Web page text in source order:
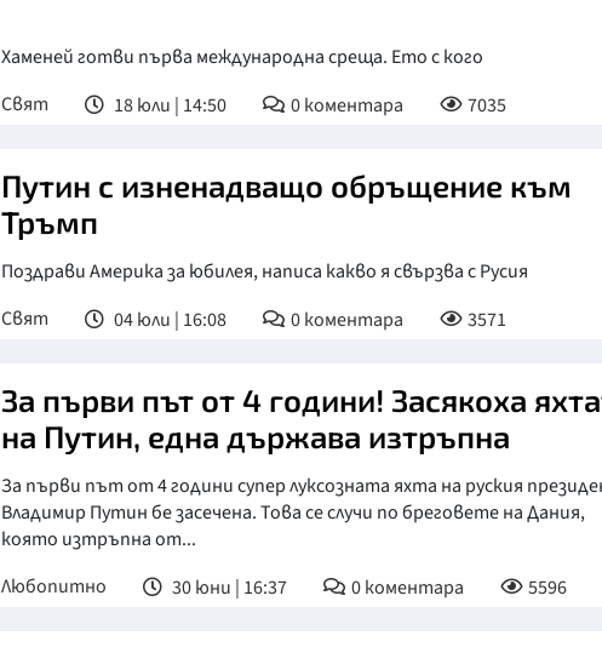
Хаменей готви първа международна среща. Ето с кого
Свят
18 юли | 14:50 0коментара 7035
Путин с изненадващо обръщение към
Тръмп
Поздрави Америка за юбилея, написа какво я свързва с Русия
Свят
04 юли | 16:08 0коментара 3571
За първи път от 4 години! Засякоха
на Путин, една държава изтръпна
За първи път от 4 години супер луксозната яхта на руския
Владимир Путин бе засечена. Това се случи по бреговете на Дания,
която изтръпна от...
Любопитно
30 юни | 16:37 0коментара 5596